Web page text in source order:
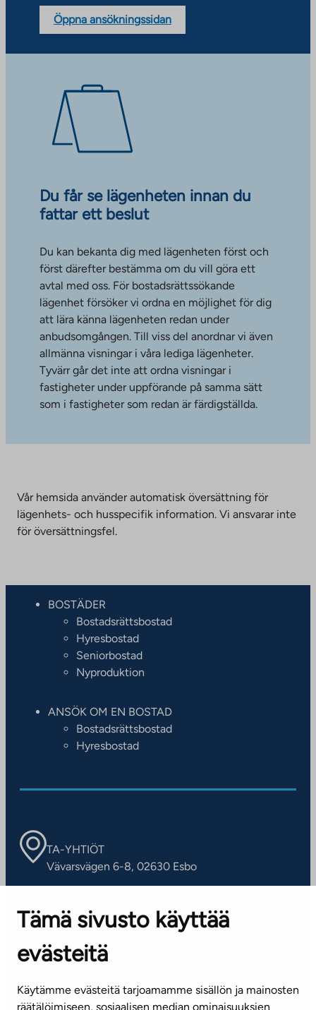
Tämä sivusto käyttää
evästeitä
Käytämme evästeitä tarjoamamme sisällön ja mainosten
räätälöimiseen, sosiaalisen median ominaisuuksien
Öppna ansökningssidan
Du får se lägenheten innan du
fattar ett beslut
Du kan bekanta dig med lägenheten först och
först därefter bestämma om du vill göra ett
avtal med oss. För bostadsrättssökande
lägenhet försöker vi ordna en möjlighet för dig
att lära känna lägenheten redan under
anbudsomgången. Till viss del anordnar vi även
allmänna visningar i våra lediga lägenheter.
Tyvärr går det inte att ordna visningar i
fastigheter under uppförande på samma sätt
som i fastigheter som redan är färdigställda.
Vår hemsida använder automatisk översättning för
lägenhets- och husspecifik information. Vi ansvarar inte
för översättningsfel.
BOSTÄDER
Bostadsrättsbostad
Hyresbostad
Seniorbostad
Nyproduktion
ANSÖK OM EN BOSTAD
Bostadsrättsbostad
Hyresbostad
TA-YHTIÖT
Vävarsvägen 6-8, 02630 Esbo
Kontaktinformation
KUNDSERVICE
(vardagar kl. 8–16)